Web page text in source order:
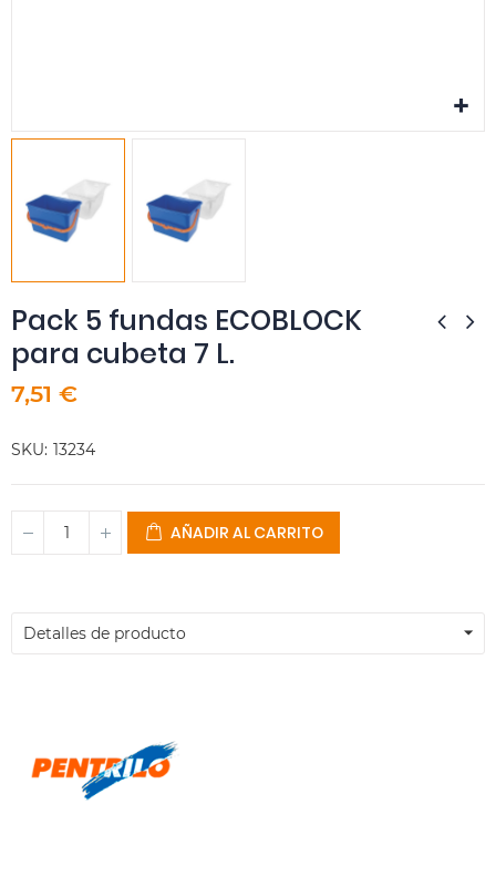
Pack 5 fundas ECOBLOCK
para cubeta 7 L.
7,51 €
SKU 13234
AÑADIR AL CARRITO
Detalles de producto